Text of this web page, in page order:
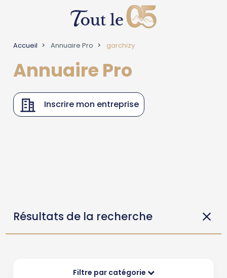
Accueil Annuaire Pro garchizy
Annuaire Pro
Inscrire mon entreprise
Résultats de la recherche
Filtre par catégorie